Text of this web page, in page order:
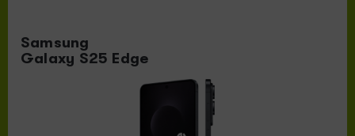
Samsung
Galaxy S25 Edge